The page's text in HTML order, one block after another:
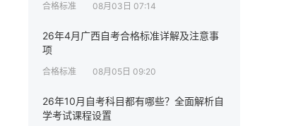
合格标准 08月03日 07:14
26年4月广西自考合格标准详解及注意事
项
合格标准 08月05日 09:20
26年10月自考科目都有哪些？全面解析自
学考试课程设置